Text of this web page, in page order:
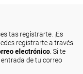
registrarte. ¡Es
registrarte a través
electrónico . Si te
de tu correo